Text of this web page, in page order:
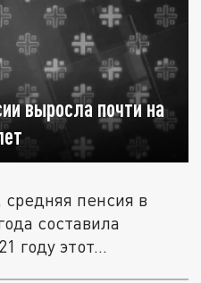
выросла почти на
пенсия в
составила
году этот...